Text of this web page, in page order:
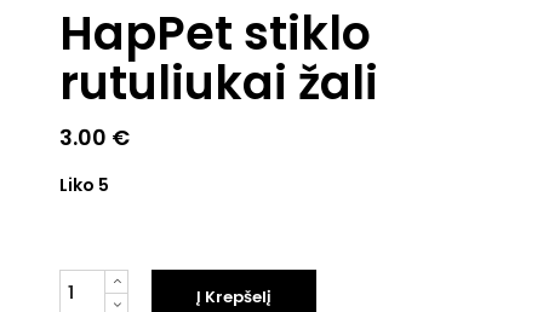
HapPet stiklo
rutuliukai žali
3.00 €
Liko 5
Kiekis
Į Krepšelį